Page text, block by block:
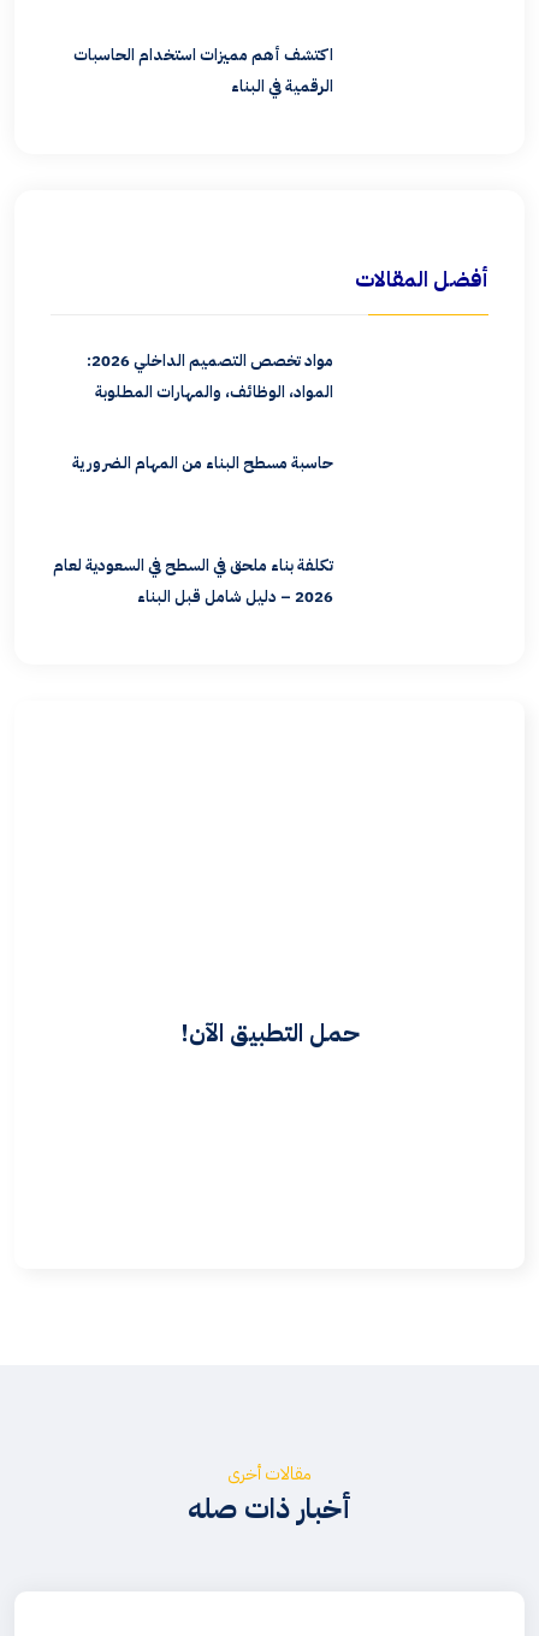
اكتشف أهم مميزات استخدام الحاسبات
الرقمية في البناء
أفضل المقالات
مواد تخصص التصميم الداخلي 2026:
المواد، الوظائف، والمهارات المطلوبة
حاسبة مسطح البناء من المهام الضرورية
تكلفة بناء ملحق في السطح في السعودية لعام
2026 – دليل شامل قبل البناء
حمل التطبيق الآن!
مقالات أخرى
أخبار ذات صله